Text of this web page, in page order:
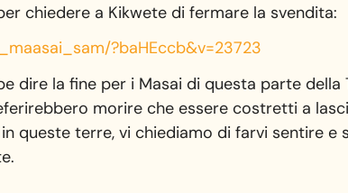
chiedere a Kikwete di fermare la svendita:
?baHEccb&v=23723
dire la fine per i Masai di questa parte della
morire che essere costretti a
queste terre, vi chiediamo di farvi sentire